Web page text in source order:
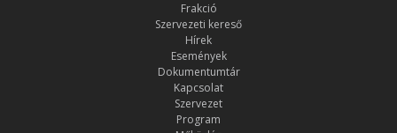
Frakció
Szervezeti kereső
Hírek
Események
Dokumentumtár
Kapcsolat
Szervezet
Program